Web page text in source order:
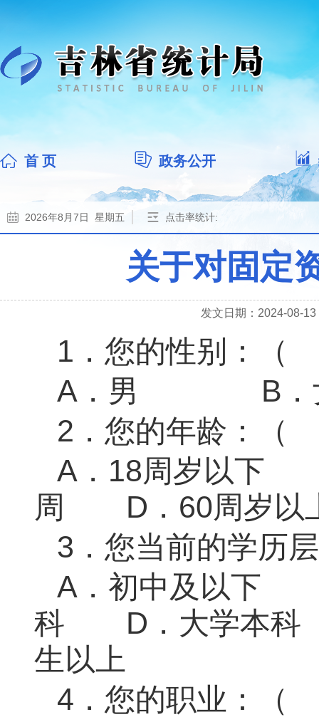
首 页 政务公开
2026年8月7日 星期五 点击率统计:
关于对固定
发文日期：2024-08-13
1 ．您的性别：（
A ．男 B
2 ．您的年龄：（
A ． 18周岁以
周 D ． 60周岁以
3 ．您当前的学历
A ．初中及以
科 D ．大学
生以上
4 ．您的职业：（